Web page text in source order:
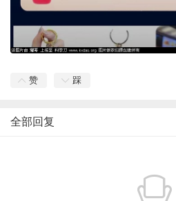
赞 踩
全部回复